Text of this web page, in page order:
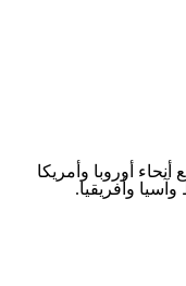
أوروبا وأمريكا
وأفريقيا.